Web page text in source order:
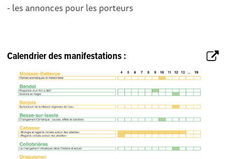
- les annonces pour les porteurs
Calendrier des manifestations :